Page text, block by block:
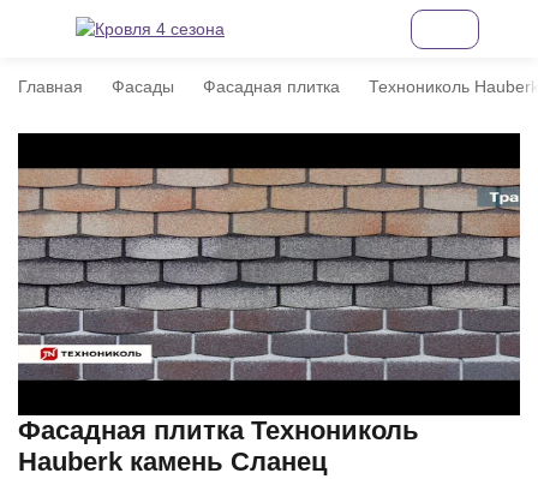
Главная Фасады Фасадная плитка Технониколь Hauberk
Фасадная плитка Технониколь
Hauberk камень Сланец